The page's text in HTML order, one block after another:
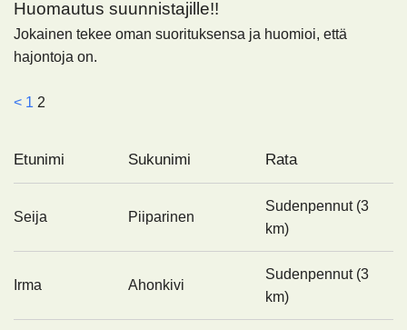
Huomautus suunnistajille!!
Jokainen tekee oman suorituksensa ja huomioi, että
hajontoja on.
< 1 2
Etunimi Sukunimi Rata
Seija Piiparinen
Sudenpennut (3
km)
Irma Ahonkivi
Sudenpennut (3
km)